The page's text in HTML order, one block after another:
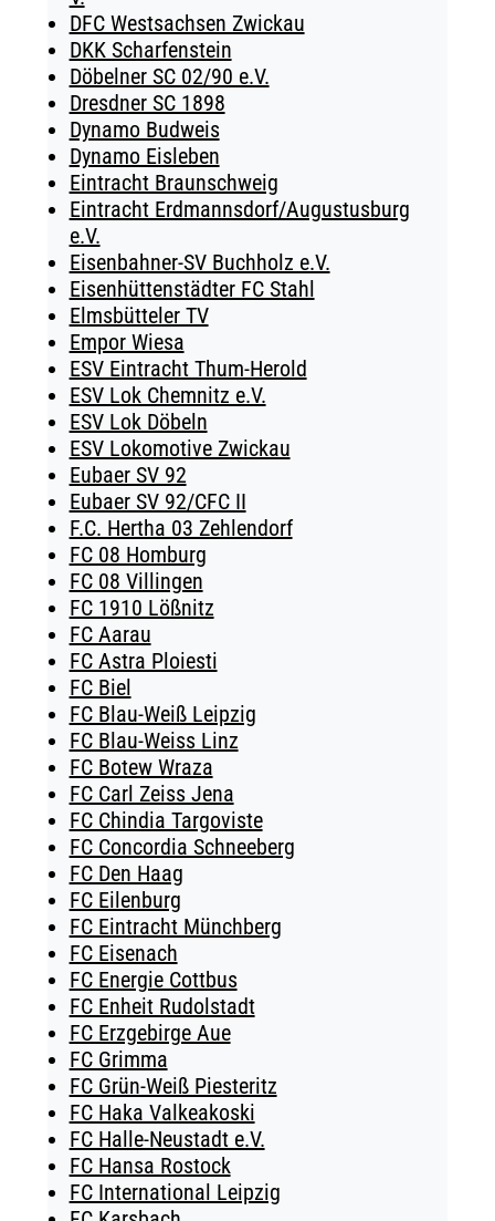
DFC Westsachsen Zwickau
DKK Scharfenstein
Döbelner SC 02/90 e.V.
Dresdner SC 1898
Dynamo Budweis
Dynamo Eisleben
Eintracht Braunschweig
Eintracht Erdmannsdorf/Augustusburg
e.V.
Eisenbahner-SV Buchholz e.V.
Eisenhüttenstädter FC Stahl
Elmsbütteler TV
Empor Wiesa
ESV Eintracht Thum-Herold
ESV Lok Chemnitz e.V.
ESV Lok Döbeln
ESV Lokomotive Zwickau
Eubaer SV 92
Eubaer SV 92/CFC II
F.C. Hertha 03 Zehlendorf
FC 08 Homburg
FC 08 Villingen
FC 1910 Lößnitz
FC Aarau
FC Astra Ploiesti
FC Biel
FC Blau-Weiß Leipzig
FC Blau-Weiss Linz
FC Botew Wraza
FC Carl Zeiss Jena
FC Chindia Targoviste
FC Concordia Schneeberg
FC Den Haag
FC Eilenburg
FC Eintracht Münchberg
FC Eisenach
FC Energie Cottbus
FC Enheit Rudolstadt
FC Erzgebirge Aue
FC Grimma
FC Grün-Weiß Piesteritz
FC Haka Valkeakoski
FC Halle-Neustadt e.V.
FC Hansa Rostock
FC International Leipzig